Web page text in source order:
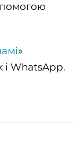
»
WhatsApp.